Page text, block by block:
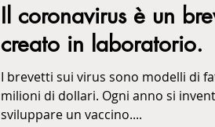
Il coronavirus è un
creato in laboratorio.
I brevetti sui virus sono modelli di
milioni di dollari. Ogni anno si
sviluppare un vaccino....